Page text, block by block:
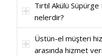
Tırtıl Akülü
nelerdir?
Üstün-el müşteri
arasında hizmet